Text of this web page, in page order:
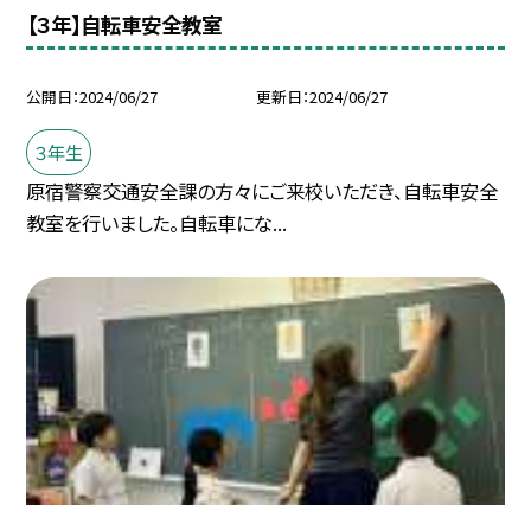
【３年】自転車安全教室
公開日 2024/06/27 更新日 2024/06/27
３年生
原宿警察交通安全課の方々にご来校いただき、自転車安全
教室を行いました。自転車にな...